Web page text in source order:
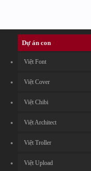
Dự án con
Việt Font
Việt Cover
Việt Chibi
Việt Architect
Việt Troller
Việt Upload